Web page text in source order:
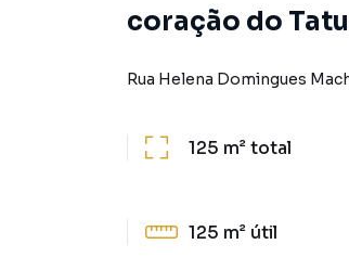
coração do
Rua Helena Domingues
125 m²total
125 m² útil